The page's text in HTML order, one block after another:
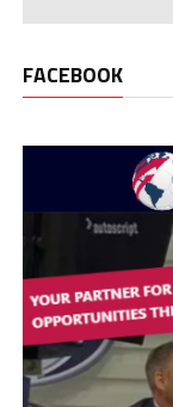
FACEBOOK